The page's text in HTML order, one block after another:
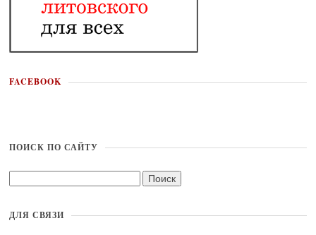
FACEBOOK
ПОИСК ПО САЙТУ
ДЛЯ СВЯЗИ